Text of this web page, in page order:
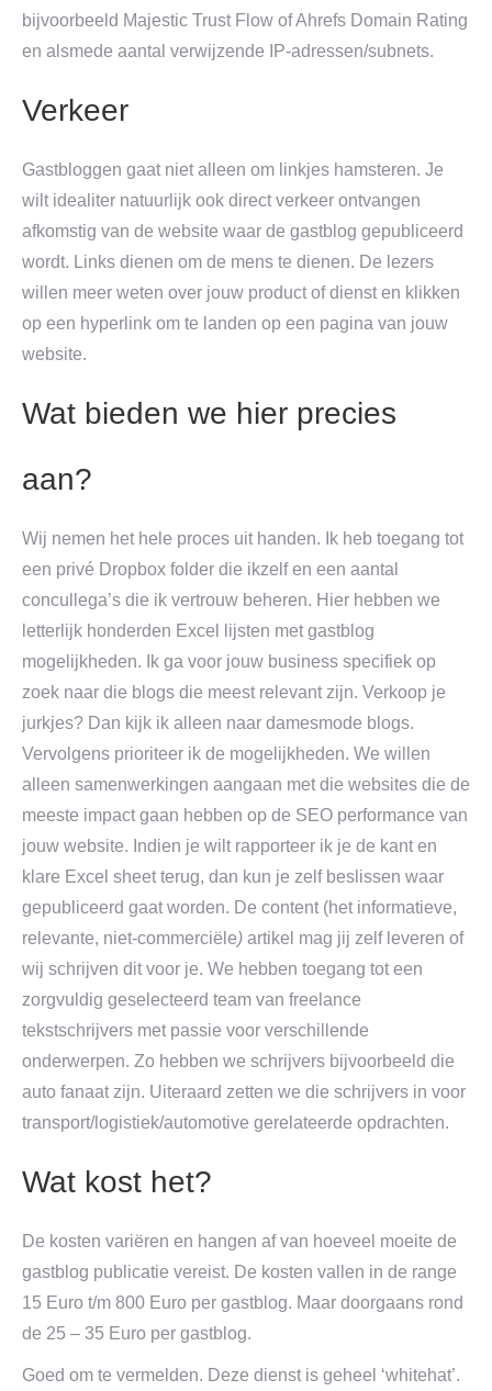
bijvoorbeeld Majestic Trust Flow of Ahrefs Domain Rating
en alsmede aantal verwijzende IP-adressen/subnets.
Verkeer
Gastbloggen gaat niet alleen om linkjes hamsteren. Je
wilt idealiter natuurlijk ook direct verkeer ontvangen
afkomstig van de website waar de gastblog gepubliceerd
wordt. Links dienen om de mens te dienen. De lezers
willen meer weten over jouw product of dienst en klikken
op een hyperlink om te landen op een pagina van jouw
website.
Wat bieden we hier precies
aan?
Wij nemen het hele proces uit handen. Ik heb toegang tot
een privé Dropbox folder die ikzelf en een aantal
concullega’s die ik vertrouw beheren. Hier hebben we
letterlijk honderden Excel lijsten met gastblog
mogelijkheden. Ik ga voor jouw business specifiek op
zoek naar die blogs die meest relevant zijn. Verkoop je
jurkjes? Dan kijk ik alleen naar damesmode blogs.
Vervolgens prioriteer ik de mogelijkheden. We willen
alleen samenwerkingen aangaan met die websites die de
meeste impact gaan hebben op de SEO performance van
jouw website. Indien je wilt rapporteer ik je de kant en
klare Excel sheet terug, dan kun je zelf beslissen waar
gepubliceerd gaat worden. De content (het informatieve,
relevante, niet-commerciële) artikel mag jij zelf leveren of
wij schrijven dit voor je. We hebben toegang tot een
zorgvuldig geselecteerd team van freelance
tekstschrijvers met passie voor verschillende
onderwerpen. Zo hebben we schrijvers bijvoorbeeld die
auto fanaat zijn. Uiteraard zetten we die schrijvers in voor
transport/logistiek/automotive gerelateerde opdrachten.
Wat kost het?
De kosten variëren en hangen af van hoeveel moeite de
gastblog publicatie vereist. De kosten vallen in de range
15 Euro t/m 800 Euro per gastblog. Maar doorgaans rond
de 25 – 35 Euro per gastblog.
Goed om te vermelden. Deze dienst is geheel ‘whitehat’.